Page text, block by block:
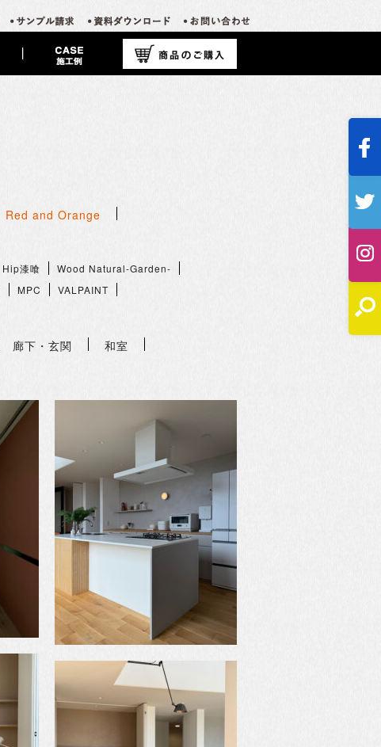
Red and Orange
Hip漆喰
Wood Natural-Garden-
MPC
VALPAINT
廊下・玄関
和室